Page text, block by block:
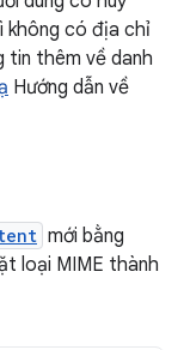
có địa chỉ
tin thêm về danh
Hướng dẫn về
mới bằng
loại MIME thành